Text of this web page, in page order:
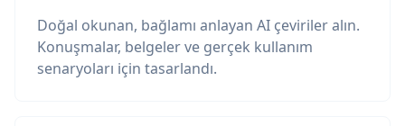
Doğal okunan, bağlamı anlayan AI çeviriler alın.
Konuşmalar, belgeler ve gerçek kullanım
senaryoları için tasarlandı.